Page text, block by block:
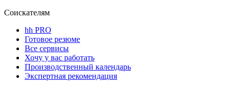
Соискателям
hh PRO
Готовое резюме
Все сервисы
Хочу у вас работать
Производственный календарь
Экспертная рекомендация